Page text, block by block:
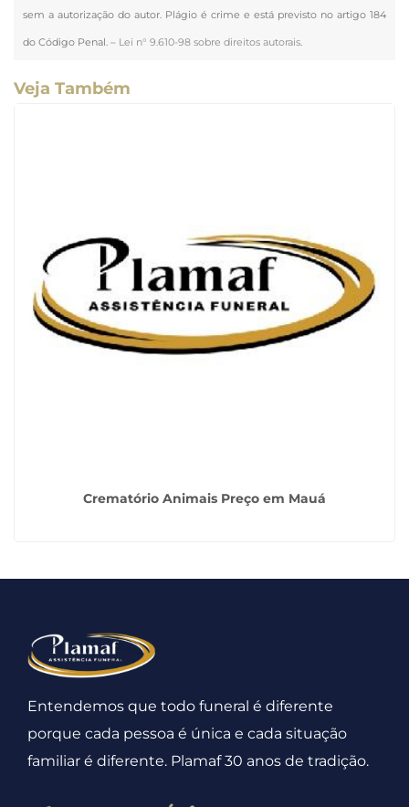
sem a autorização do autor. Plágio é crime e está previsto no artigo 184
do Código Penal. – Lei n° 9.610-98 sobre direitos autorais.
Veja Também
Crematório Animais Preço em Mauá
Entendemos que todo funeral é diferente
porque cada pessoa é única e cada situação
familiar é diferente. Plamaf 30 anos de tradição.